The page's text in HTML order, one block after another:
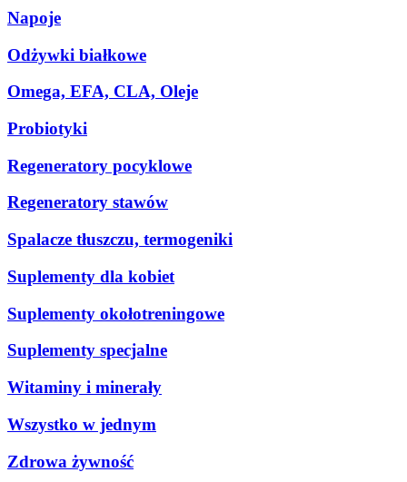
Napoje
Odżywki białkowe
Omega, EFA, CLA, Oleje
Probiotyki
Regeneratory pocyklowe
Regeneratory stawów
Spalacze tłuszczu, termogeniki
Suplementy dla kobiet
Suplementy okołotreningowe
Suplementy specjalne
Witaminy i minerały
Wszystko w jednym
Zdrowa żywność